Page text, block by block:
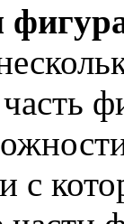
с